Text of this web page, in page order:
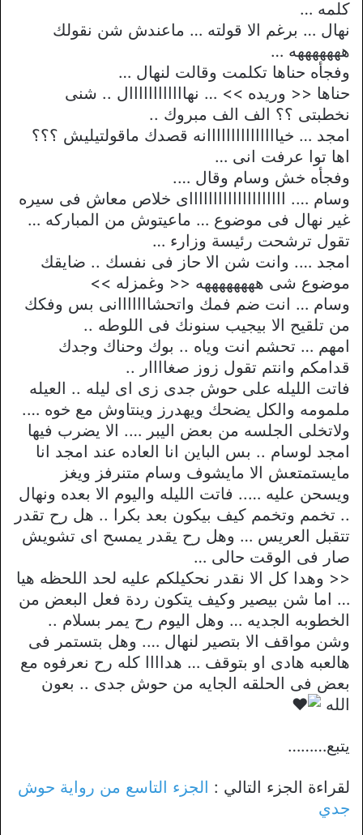
كلمه …
نهال … برغم الا قولته … ماعندش شن نقولك
هههههههه …
وفجأه حناها تكلمت وقالت لنهال …
حناها << وريده >> … نهاااااااااااال .. شنى
نخطبتى ؟؟ الف الف مبروك ..
امجد … خيااااااااااااااانه قصدك ماقولتيليش ؟؟؟
اها توا عرفت انى …
وفجأه خش وسام وقال ….
وسام …. ااااااااااااااااااااى خلاص معاش فى سيره
غير نهال فى موضوع … ماعيتوش من المباركه …
تقول ترشحت رئيسة وزارء …
امجد …. وانت شن الا حاز فى نفسك .. ضايقك
موضوع شى ههههههههه << وغمزله >>
وسام … انت ضم فمك واتحشااااااانى بس وفكك
من تلقيح الا بيجيب سنونك فى اللوطه ..
امهم … تحشم انت وياه .. بوك وحناك وجدك
قدامكم وانتم تقول زوز صغاااار ..
فاتت الليله على حوش جدى زى اى ليله .. العيله
ملمومه والكل يضحك ويهدرز وينتاوش مع خوه ….
ولاتخلى الجلسه من بعض اليبر …. الا يضرب فيها
امجد لوسام .. بس الباين انا العاده عند امجد انا
مايستمتعش الا مايشوف وسام متنرفز ويغز
ويسحن عليه ….. فاتت الليله واليوم الا بعده ونهال
.. تخمم وتخمم كيف بيكون بعد بكرا .. هل رح تقدر
تتقبل العريس … وهل رح يقدر يمسح اى تشويش
صار فى الوقت حالى …
<< وهدا كل الا نقدر نحكيلكم عليه لحد اللحظه هيا
… اما شن بيصير وكيف يتكون ردة فعل البعض من
الخطوبه الجديه … وهل اليوم رح يمر بسلام ..
وشن مواقف الا بتصير لنهال …. وهل بتستمر فى
هالعبه هادى او بتوقف … هداااا كله رح نعرفوه مع
بعض فى الحلقه الجايه من حوش جدى .. بعون
الله
يتبع………
لقراءة الجزء التالي : الجزء التاسع من رواية حوش
جدي